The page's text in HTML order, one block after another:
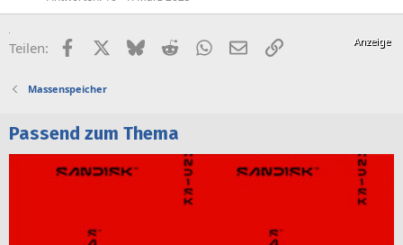
Teilen: FacebookX (Twitter)
BlueskyRedditWhatsApp
E-MailLink
Massenspeicher
Passend zum Thema